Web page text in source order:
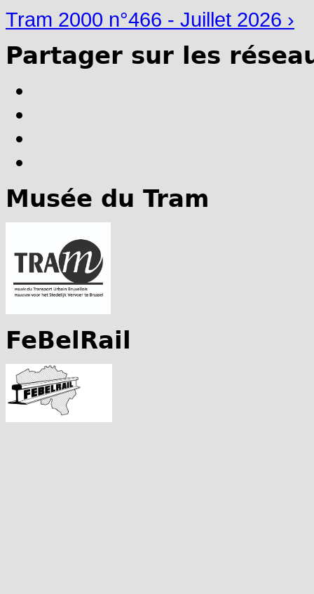
Tram 2000 n°466 - Juillet 2026 ›
Partager sur les
Musée du Tram
FeBelRail